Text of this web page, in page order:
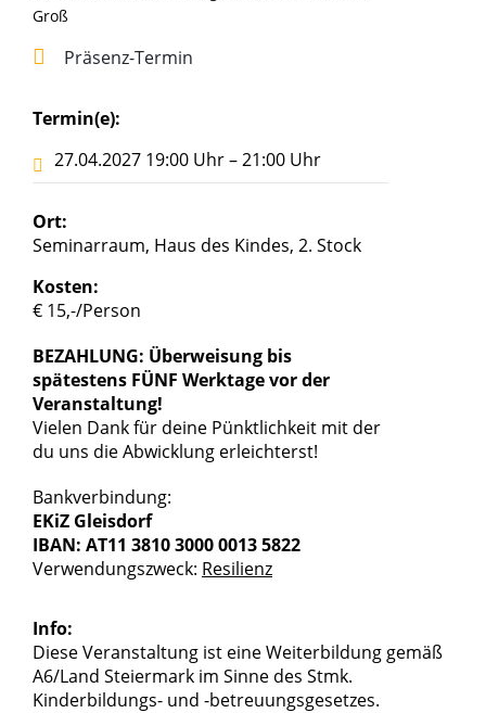
Groß
Präsenz-Termin
Termin(e):
27.04.2027 19:00 Uhr – 21:00 Uhr
Ort:
Seminarraum, Haus des Kindes, 2. Stock
Kosten:
€ 15,-/Person
BEZAHLUNG: Überweisung bis
spätestens FÜNF Werktage vor der
Veranstaltung!
Vielen Dank für deine Pünktlichkeit mit der
du uns die Abwicklung erleichterst!
Bankverbindung:
EKiZ Gleisdorf
IBAN: AT11 3810 3000 0013 5822
Verwendungszweck: Resilienz
Info:
Diese Veranstaltung ist eine Weiterbildung gemäß
A6/Land Steiermark im Sinne des Stmk.
Kinderbildungs- und -betreuungsgesetzes.